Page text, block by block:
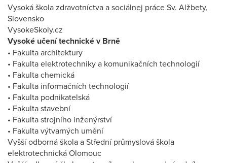
Vysoká škola zdravotníctva a sociálnej práce Sv. Alžbety,
Slovensko
VysokeSkoly.cz
Vysoké učení technické v Brně
• Fakulta architektury
• Fakulta elektrotechniky a komunikačních technologií
• Fakulta chemická
• Fakulta informačních technologií
• Fakulta podnikatelská
• Fakulta stavební
• Fakulta strojního inženýrství
• Fakulta výtvarných umění
Vyšší odborná škola a Střední průmyslová škola
elektrotechnická Olomouc